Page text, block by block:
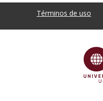
Términos de uso